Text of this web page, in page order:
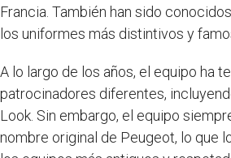
Francia. También han sido
los uniformes más distintivos y
A lo largo de los años, el equipo ha
patrocinadores diferentes,
Look. Sin embargo, el equipo
nombre original de Peugeot, lo que